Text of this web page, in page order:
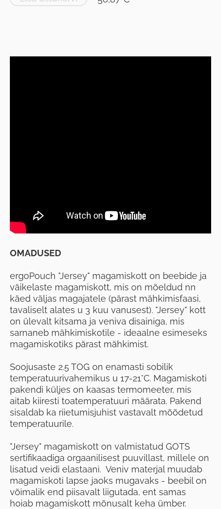
OMADUSED
ergoPouch "Jersey" magamiskott on beebide ja
väikelaste magamiskott, mis on mõeldud nn
käed väljas magajatele (pärast mähkimisfaasi,
tavaliselt alates u 3 kuu vanusest). "Jersey" kott
on ülevalt kitsama ja veniva disainiga, mis
sarnaneb mähkimiskotile - ideaalne esimeseks
magamiskotiks pärast mähkimist.
Soojusaste 2.5 TOG on enamasti sobilik
temperatuurivahemikus u 17-21°C. Magamiskoti
pakendi küljes on kaasas termomeeter, mis
aitab kiiresti toatemperatuuri määrata. Pakend
sisaldab ka riietumisjuhist vastavalt mõõdetud
temperatuurile.
"Jersey" magamiskott on valmistatud GOTS
sertifikaadiga orgaanilisest puuvillast, millele on
lisatud veidi elastaani. Veniv materjal muudab
magamiskoti lapse jaoks mugavaks - beebil on
võimalik end piisavalt liigutada, ent samas
hoiab magamiskott mõnusalt keha ümber.